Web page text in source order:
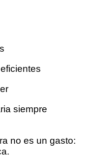
siempre
no es un gasto: